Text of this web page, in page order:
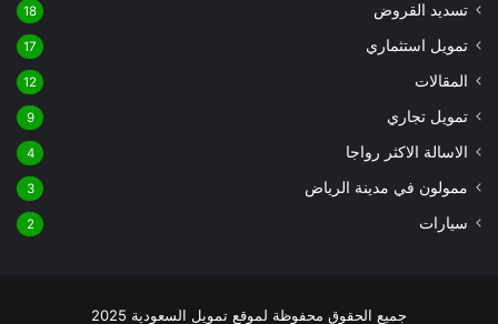
تسديد القروض 18
تمويل استثماري 17
المقالات 12
تمويل تجاري 9
الاسالة الاكثر رواجا 4
ممولون في مدينة الرياض 3
سيارات 2
جميع الحقوق محفوظة لموقع تمويل السعودية 2025